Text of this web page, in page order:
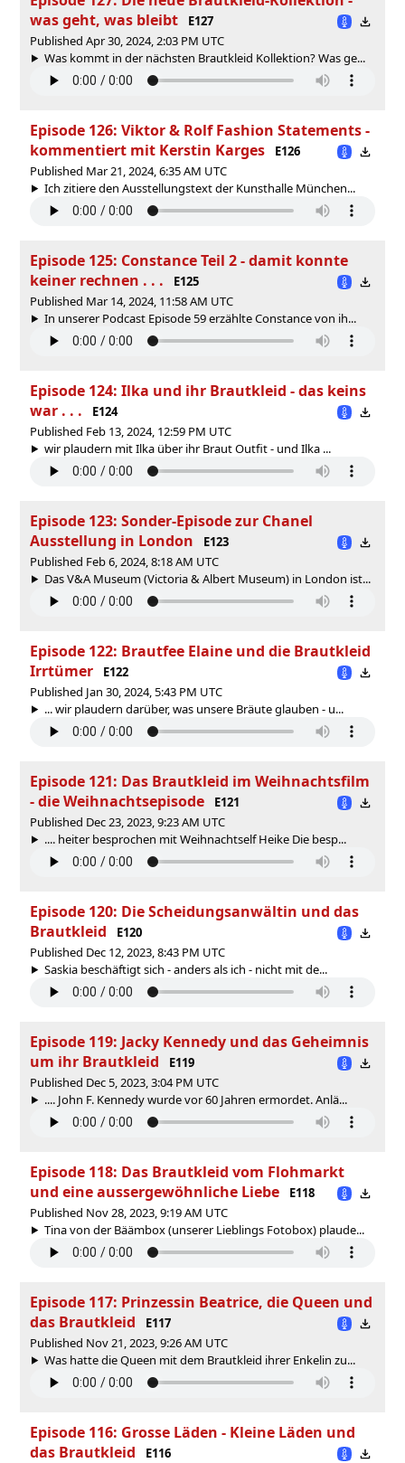
was geht, was bleibt
E127
Published Apr 30, 2024, 2:03 PM UTC
Was kommt in der nächsten Brautkleid Kollektion? Was ge...
Episode 126: Viktor & Rolf Fashion Statements -
kommentiert mit Kerstin Karges
E126
Published Mar 21, 2024, 6:35 AM UTC
Ich zitiere den Ausstellungstext der Kunsthalle München...
Episode 125: Constance Teil 2 - damit konnte
keiner rechnen . . .
E125
Published Mar 14, 2024, 11:58 AM UTC
In unserer Podcast Episode 59 erzählte Constance von ih...
Episode 124: Ilka und ihr Brautkleid - das keins
war . . .
E124
Published Feb 13, 2024, 12:59 PM UTC
wir plaudern mit Ilka über ihr Braut Outfit - und Ilka ...
Episode 123: Sonder-Episode zur Chanel
Ausstellung in London
E123
Published Feb 6, 2024, 8:18 AM UTC
Das V&A Museum (Victoria & Albert Museum) in London ist...
Episode 122: Brautfee Elaine und die Brautkleid
Irrtümer
E122
Published Jan 30, 2024, 5:43 PM UTC
... wir plaudern darüber, was unsere Bräute glauben - u...
Episode 121: Das Brautkleid im Weihnachtsfilm
- die Weihnachtsepisode
E121
Published Dec 23, 2023, 9:23 AM UTC
.... heiter besprochen mit Weihnachtself Heike Die besp...
Episode 120: Die Scheidungsanwältin und das
Brautkleid
E120
Published Dec 12, 2023, 8:43 PM UTC
Saskia beschäftigt sich - anders als ich - nicht mit de...
Episode 119: Jacky Kennedy und das Geheimnis
um ihr Brautkleid
E119
Published Dec 5, 2023, 3:04 PM UTC
.... John F. Kennedy wurde vor 60 Jahren ermordet. Anlä...
Episode 118: Das Brautkleid vom Flohmarkt
und eine aussergewöhnliche Liebe
E118
Published Nov 28, 2023, 9:19 AM UTC
Tina von der Bäämbox (unserer Lieblings Fotobox) plaude...
Episode 117: Prinzessin Beatrice, die Queen und
das Brautkleid
E117
Published Nov 21, 2023, 9:26 AM UTC
Was hatte die Queen mit dem Brautkleid ihrer Enkelin zu...
Episode 116: Grosse Läden - Kleine Läden und
das Brautkleid
E116